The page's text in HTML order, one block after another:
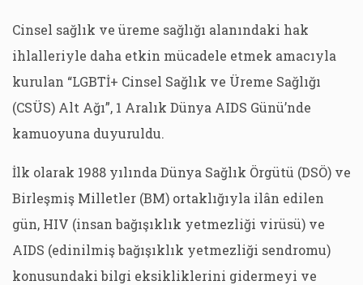
Cinsel sağlık ve üreme sağlığı alanındaki hak
ihlalleriyle daha etkin mücadele etmek amacıyla
kurulan “LGBTİ+ Cinsel Sağlık ve Üreme Sağlığı
(CSÜS) Alt Ağı”, 1 Aralık Dünya AIDS Günü’nde
kamuoyuna duyuruldu.
İlk olarak 1988 yılında Dünya Sağlık Örgütü (DSÖ) ve
Birleşmiş Milletler (BM) ortaklığıyla ilân edilen
gün, HIV (insan bağışıklık yetmezliği virüsü) ve
AIDS (edinilmiş bağışıklık yetmezliği sendromu)
konusundaki bilgi eksikliklerini gidermeyi ve